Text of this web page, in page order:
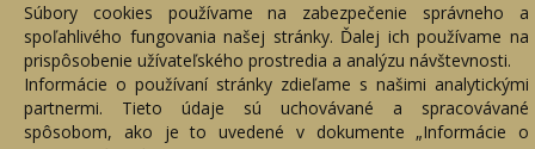
Akékoľvek používanie obrazových a textových súčastí tejto stránky je
podmienené výslovným súhlasom jej vlastníka. Všetky práva sú
vyhradené.
Súbory cookies používame na zabezpečenie správneho a
spoľahlivého fungovania našej stránky. Ďalej ich používame na
prispôsobenie užívateľského prostredia a analýzu návštevnosti.
Informácie o používaní stránky zdieľame s našimi analytickými
partnermi. Tieto údaje sú uchovávané a spracovávané
spôsobom, ako je to uvedené v dokumente „Informácie o